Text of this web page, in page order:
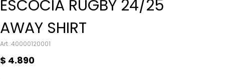
ESCOCIA RUGBY 24/25
AWAY SHIRT
40000120001
$ 4.890